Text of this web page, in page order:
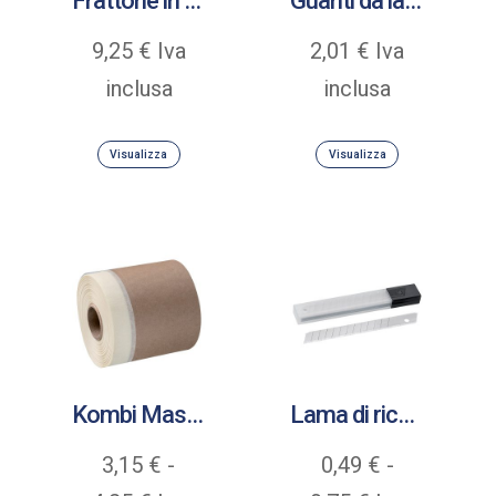
9,25 € Iva
inclusa
Visualizza
2,01 € Iva
inclusa
Visualizza
Kombi Mask Profi Pellicola protettiva
3,15 € -
Lama di ricambio
0,49 € -